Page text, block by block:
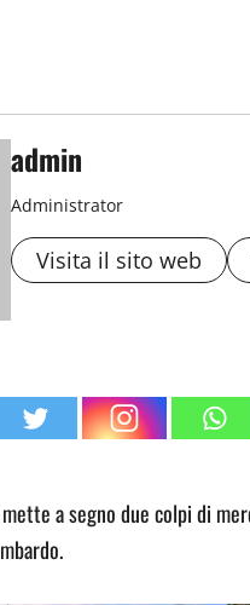
admin
Administrator
Visita il sito web
a segno due colpi di